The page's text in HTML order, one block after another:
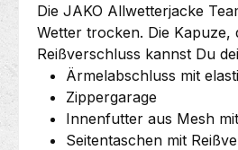
Die JAKO Allwetterjacke
Wetter trocken. Die Kapuze,
Reißverschluss kannst Du
Ärmelabschluss mit
Zippergarage
Innenfutter aus Mesh
Seitentaschen mit